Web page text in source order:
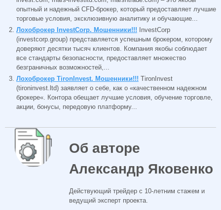
опытный и надежный CFD-брокер, который предоставляет лучшие
торговые условия, эксклюзивную аналитику и обучающие...
Лохоброкер InvestCorp. Мошенники!!!
InvestCorp
(investcorp.group) представляется успешным брокером, которому
доверяют десятки тысяч клиентов. Компания якобы соблюдает
все стандарты безопасности, предоставляет множество
безграничных возможностей,...
Лохоброкер TironInvest. Мошенники!!! TironInvest
(tironinvest.ltd) заявляет о себе, как о «качественном надежном
брокере«. Контора обещает лучшие условия, обучение торговле,
акции, бонусы, передовую платформу...
Об авторе
Александр Яковенко
Действующий трейдер с 10-летним стажем и
ведущий эксперт проекта.